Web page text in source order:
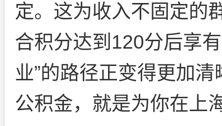
定。这为收入不固定的
合积分达到120分后享
业”的路径正变得更加
公积金，就是为你在上